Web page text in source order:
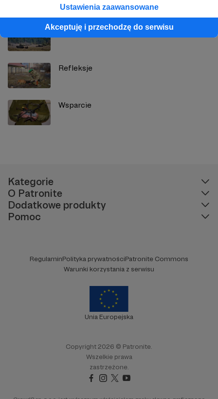
Ustawienia zaawansowane
Akceptuję i przechodzę do serwisu
"Zetka"
Refleksje
Wsparcie
Kategorie
O Patronite
Dodatkowe produkty
Pomoc
RegulaminPolityka prywatnościPatronite Commons
Warunki korzystania z serwisu
Unia Europejska
Copyright 2026 © Patronite.
Wszelkie prawa
zastrzeżone.